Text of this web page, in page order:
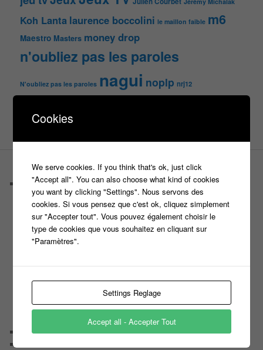
Koh Lanta laurence boccolini le maillon faible m6
Maestro Masters money drop
n'oubliez pas les paroles
N'oubliez pas les paroles nagui noplp nrj12
tournagetv
PAGES
Castings
C’est quoi un casteur ?
C’est quoi un directeur de casting ?
Harry
Motus
Slam
Tous les castings
Les 12 coups de midi
N’oubliez Pas Les Paroles
Tout le monde veut prendre sa place
Chaine Youtube
Cookies
We serve cookies. If you think that's ok, just click
"Accept all". You can also choose what kind of cookies
you want by clicking "Settings". Nous servons des
cookies. Si vous pensez que c'est ok, cliquez simplement
sur "Accepter tout". Vous pouvez également choisir le
type de cookies que vous souhaitez en cliquant sur
"Paramètres".
Settings Reglage
Accept all - Accepter Tout